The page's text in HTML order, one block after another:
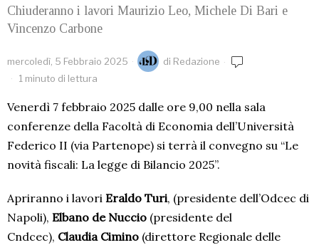
Chiuderanno i lavori Maurizio Leo, Michele Di Bari e
Vincenzo Carbone
mercoledì, 5 Febbraio 2025 di Redazione
1 minuto di lettura
Venerdì 7 febbraio 2025 dalle ore 9,00 nella sala
conferenze della Facoltà di Economia dell’Università
Federico II (via Partenope) si terrà il convegno su “Le
novità fiscali: La legge di Bilancio 2025”.
Apriranno i lavori Eraldo Turi, (presidente dell’Odcec di
Napoli), Elbano de Nuccio (presidente del
Cndcec), Claudia Cimino (direttore Regionale delle